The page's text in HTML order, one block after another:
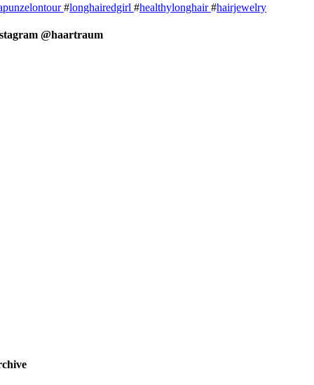
#longhairedgirl #healthylonghair#hairjewelry
@haartraum